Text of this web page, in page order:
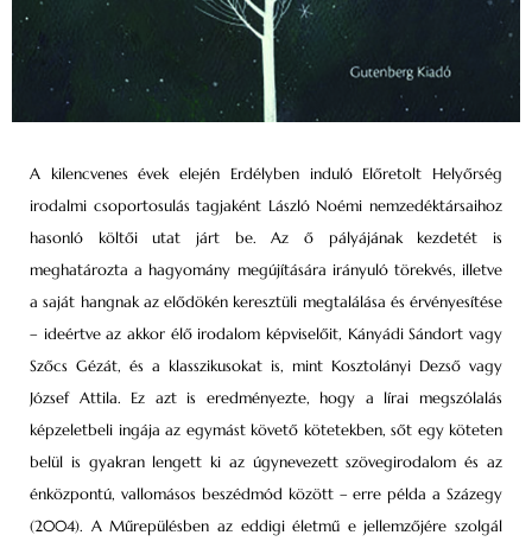
A kilencvenes évek elején Erdélyben induló Előretolt Helyőrség
irodalmi csoportosulás tagjaként László Noémi nemzedéktársaihoz
hasonló költői utat járt be. Az ő pályájának kezdetét is
meghatározta a hagyomány megújítására irányuló törekvés, illetve
a saját hangnak az elődökén keresztüli megtalálása és érvényesítése
– ideértve az akkor élő irodalom képviselőit, Kányádi Sándort vagy
Szőcs Gézát, és a klasszikusokat is, mint Kosztolányi Dezső vagy
József Attila. Ez azt is eredményezte, hogy a lírai megszólalás
képzeletbeli ingája az egymást követő kötetekben, sőt egy köteten
belül is gyakran lengett ki az úgynevezett szövegirodalom és az
énközpontú, vallomásos beszédmód között – erre példa a Százegy
(2004). A Műrepülésben az eddigi életmű e jellemzőjére szolgál